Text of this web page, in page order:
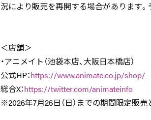
況により販売を再開する場合があります。
＜店舗＞
・アニメイト（池袋本店、大阪日本橋店）
公式HP：https://www.animate.co.jp/shop/
総合X：https://twitter.com/animateinfo
※2026年7月26日（日）までの期間限定販売